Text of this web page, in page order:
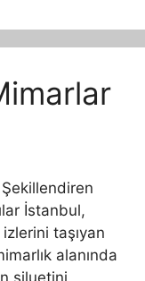
Şekillendiren
İstanbul,
taşıyan
alanında
siluetini